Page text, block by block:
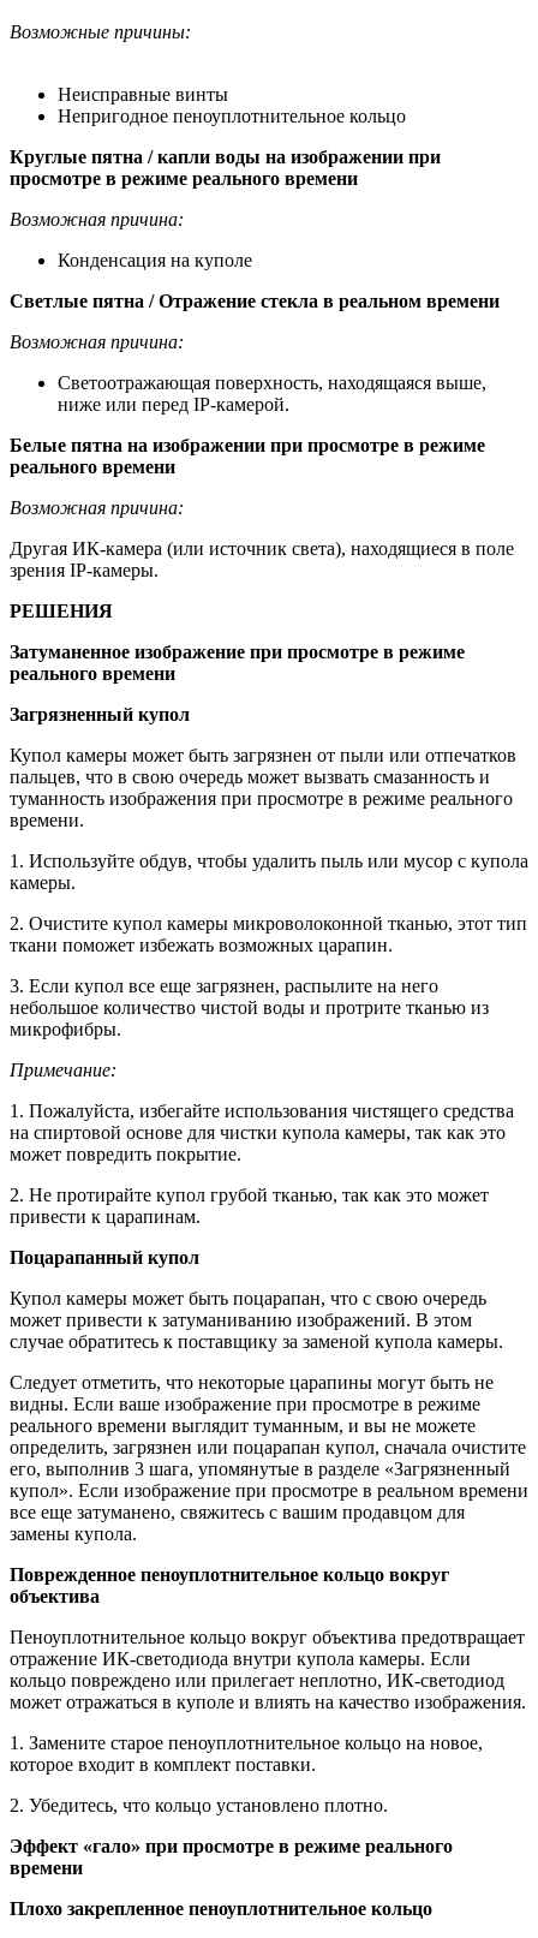
Возможные причины:
Неисправные винты
Непригодное пеноуплотнительное кольцо
Круглые пятна / капли воды на изображении при
просмотре в режиме реального времени
Возможная причина:
Конденсация на куполе
Светлые пятна / Отражение стекла в реальном времени
Возможная причина:
Светоотражающая поверхность, находящаяся выше,
ниже или перед IP-камерой.
Белые пятна на изображении при просмотре в режиме
реального времени
Возможная причина:
Другая ИК-камера (или источник света), находящиеся в поле
зрения IP-камеры.
РЕШЕНИЯ
Затуманенное изображение при просмотре в режиме
реального времени
Загрязненный купол
Купол камеры может быть загрязнен от пыли или отпечатков
пальцев, что в свою очередь может вызвать смазанность и
туманность изображения при просмотре в режиме реального
времени.
1. Используйте обдув, чтобы удалить пыль или мусор с купола
камеры.
2. Очистите купол камеры микроволоконной тканью, этот тип
ткани поможет избежать возможных царапин.
3. Если купол все еще загрязнен, распылите на него
небольшое количество чистой воды и протрите тканью из
микрофибры.
Примечание:
1. Пожалуйста, избегайте использования чистящего средства
на спиртовой основе для чистки купола камеры, так как это
может повредить покрытие.
2. Не протирайте купол грубой тканью, так как это может
привести к царапинам.
Поцарапанный купол
Купол камеры может быть поцарапан, что с свою очередь
может привести к затуманиванию изображений. В этом
случае обратитесь к поставщику за заменой купола камеры.
Следует отметить, что некоторые царапины могут быть не
видны. Если ваше изображение при просмотре в режиме
реального времени выглядит туманным, и вы не можете
определить, загрязнен или поцарапан купол, сначала очистите
его, выполнив 3 шага, упомянутые в разделе «Загрязненный
купол». Если изображение при просмотре в реальном времени
все еще затуманено, свяжитесь с вашим продавцом для
замены купола.
Поврежденное пеноуплотнительное кольцо вокруг
объектива
Пеноуплотнительное кольцо вокруг объектива предотвращает
отражение ИК-светодиода внутри купола камеры. Если
кольцо повреждено или прилегает неплотно, ИК-светодиод
может отражаться в куполе и влиять на качество изображения.
1. Замените старое пеноуплотнительное кольцо на новое,
которое входит в комплект поставки.
2. Убедитесь, что кольцо установлено плотно.
Эффект «гало» при просмотре в режиме реального
времени
Плохо закрепленное пеноуплотнительное кольцо